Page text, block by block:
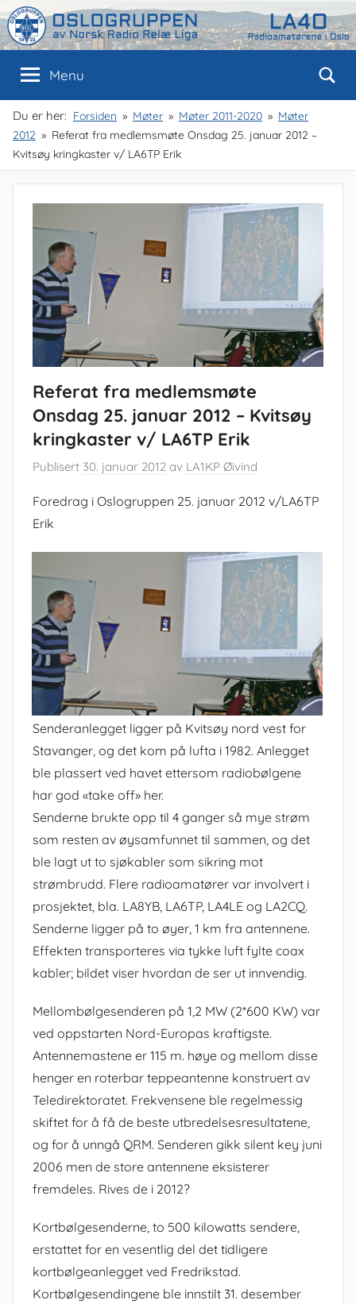
Skip
to
content
Oslogruppen
av
NRRL
Oslo
Menu
Du er her: Forsiden Møter Møter 2011-2020
Møter
2012
Referat fra medlemsmøte Onsdag 25. januar 2012 –
Kvitsøy kringkaster v/ LA6TP Erik
Referat fra medlemsmøte
Onsdag 25. januar 2012 – Kvitsøy
kringkaster v/ LA6TP Erik
Publisert 30. januar 2012 av LA1KP Øivind
Foredrag i Oslogruppen 25. januar 2012 v/LA6TP
Erik
Senderanlegget ligger på Kvitsøy nord vest for
Stavanger, og det kom på lufta i 1982. Anlegget
ble plassert ved havet ettersom radiobølgene
har god «take off» her.
Senderne brukte opp til 4 ganger så mye strøm
som resten av øysamfunnet til sammen, og det
ble lagt ut to sjøkabler som sikring mot
strømbrudd. Flere radioamatører var involvert i
prosjektet, bla. LA8YB, LA6TP, LA4LE og LA2CQ.
Senderne ligger på to øyer, 1 km fra antennene.
Effekten transporteres via tykke luft fylte coax
kabler; bildet viser hvordan de ser ut innvendig.
Mellombølgesenderen på 1,2 MW (2*600 KW) var
ved oppstarten Nord-Europas kraftigste.
Antennemastene er 115 m. høye og mellom disse
henger en roterbar teppeantenne konstruert av
Teledirektoratet. Frekvensene ble regelmessig
skiftet for å få de beste utbredelsesresultatene,
og for å unngå QRM. Senderen gikk silent key juni
2006 men de store antennene eksisterer
fremdeles. Rives de i 2012?
Kortbølgesenderne, to 500 kilowatts sendere,
erstattet for en vesentlig del det tidligere
kortbølgeanlegget ved Fredrikstad.
Kortbølgesendingene ble innstilt 31. desember